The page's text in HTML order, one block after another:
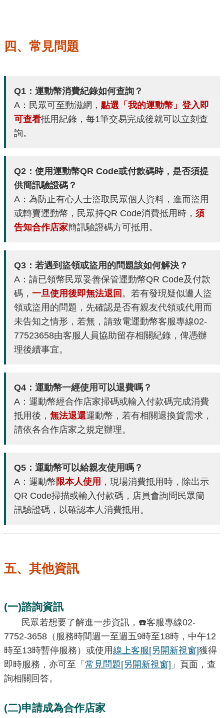
四、常見問題
Q1：運動幣消費紀錄如何查詢？
A：民眾可至動滋網， 點選「我的運動幣」登入即
可查看抵用紀錄，每1筆交易完成後就可以立刻查
詢。
Q2：使用運動幣QR Code或付款碼時，是否須提
供簡訊驗證碼？
A：為防止有心人士盜取民眾個人資料，進而盜用
或轉賣運動幣，民眾持QR Code消費抵用時， 須
告知合作店家簡訊驗證碼方可抵用。
Q3：若遇到盜領或盜用的問題該如何解決？
A：請已領幣民眾妥善保管運動幣QR Code及付款
碼， 一旦使用後即無法退回 。若有發現疑似遭人盜
領或盜用的問題，先確認是否有親友代領或代用而
未告知之情形，若無，請致電運動幣客服專線02-
77523658由客服人員協助留存相關紀錄，俾憑辦
理後續事宜。
Q4：運動幣一經使用可以退費嗎？
A：運動幣經合作店家掃碼或輸入付款碼完成消費
抵用後， 無法退還運動幣，若有相關退換貨需求，
請依各合作店家之規定辦理。
Q5：運動幣可以給親友使用嗎？
A：運動幣 限本人使用 ，現場消費抵用時，除出示
QR Code掃描或輸入付款碼，店員會詢問民眾簡
訊驗證碼，以確認本人消費抵用。
五、其他資訊
(一)諮詢資訊
民眾若想要了解進一步資訊，☎️客服專線02-
7752-3658（服務時間週一至週五9時至18時，中午12
時至13時暫停服務）或使用線上客服 [另開新視窗]獲得
即時服務，亦可至「 常見問題 [另開新視窗] 」頁面，查
詢相關回答。
(二)申請成為合作店家